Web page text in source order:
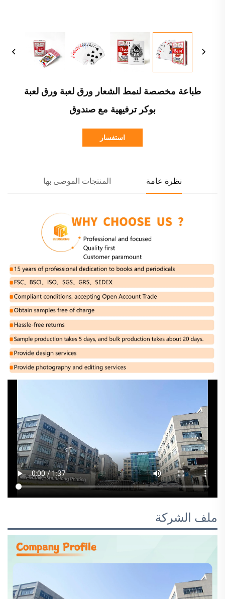
طباعة مخصصة لنمط الشعار ورق لعبة ورق لعبة
بوكر ترفيهية مع صندوق
استفسار
نظرة عامة المنتجات الموصى بها
ملف الشركة